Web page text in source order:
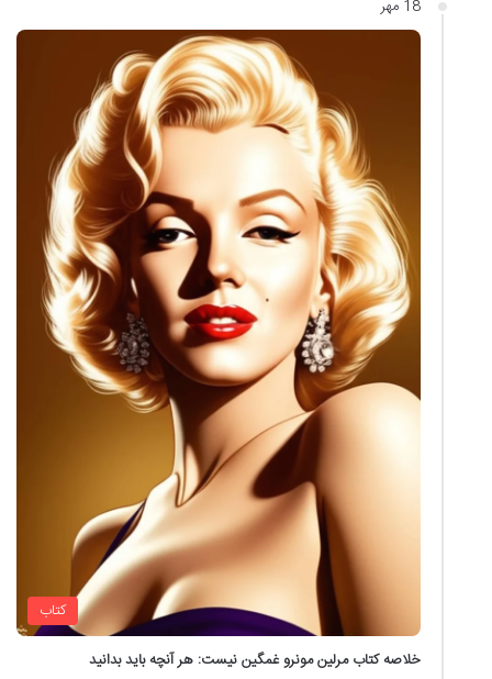
18 مهر
کتاب
خلاصه کتاب مرلین مونرو غمگین نیست: هر آنچه باید بدانید